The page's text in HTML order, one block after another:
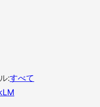
:すべて